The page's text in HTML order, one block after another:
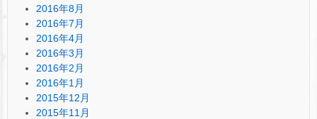
2016年8月
2016年7月
2016年4月
2016年3月
2016年2月
2016年1月
2015年12月
2015年11月